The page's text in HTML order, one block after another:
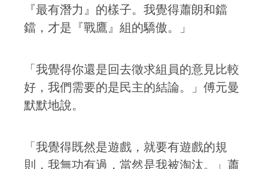
『最有潛力』的樣子。我覺得蕭朗和鐺
鐺，才是『戰鷹』組的驕傲。」
「我覺得你還是回去徵求組員的意見比較
好，我們需要的是民主的結論。」傅元曼
默默地說。
「我覺得既然是遊戲，就要有遊戲的規
則，我無功有過，當然是我被淘汰。」蕭